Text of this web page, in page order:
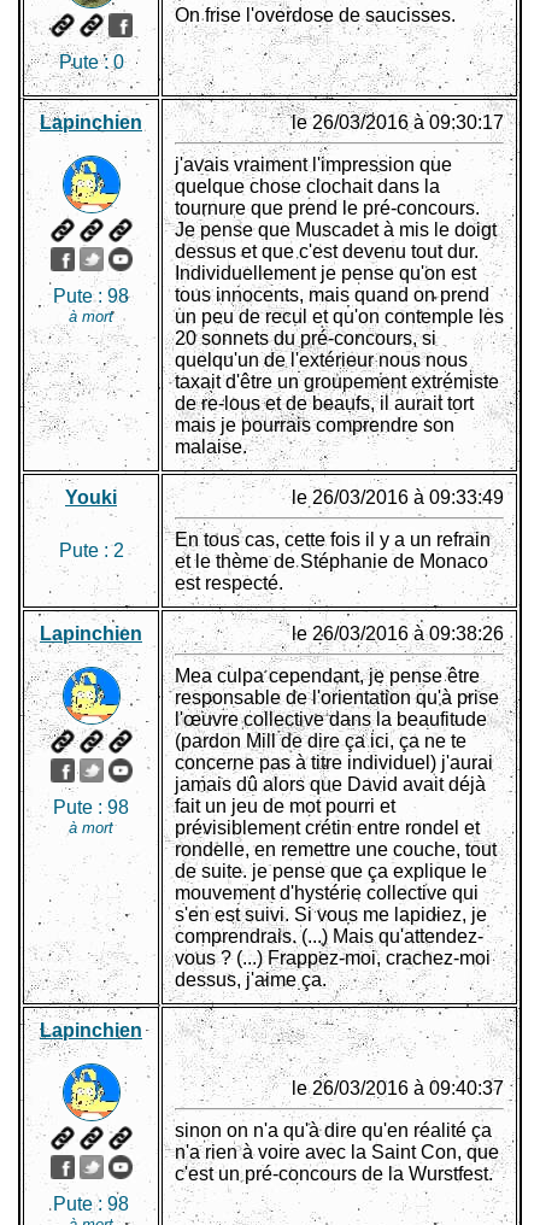
Pute :0
On frise l'overdose de saucisses.
Lapinchien
Pute : 98
à mort
le 26/03/2016 à 09:30:17
j'avais vraiment l'impression que
quelque chose clochait dans la
tournure que prend le pré-concours.
Je pense que Muscadet à mis le doigt
dessus et que c'est devenu tout dur.
Individuellement je pense qu'on est
tous innocents, mais quand on prend
un peu de recul et qu'on contemple les
20 sonnets du pré-concours, si
quelqu'un de l'extérieur nous nous
taxait d'être un groupement extrémiste
de re-lous et de beaufs, il aurait tort
mais je pourrais comprendre son
malaise.
Youki
Pute :2
le 26/03/2016 à 09:33:49
En tous cas, cette fois il y a un refrain
et le thème de Stéphanie de Monaco
est respecté.
Lapinchien
Pute :98
à mort
le 26/03/2016 à 09:38:26
Mea culpa cependant, je pense être
responsable de l'orientation qu'à prise
l'œuvre collective dans la beaufitude
(pardon Mill de dire ça ici, ça ne te
concerne pas à titre individuel) j'aurai
jamais dû alors que David avait déjà
fait un jeu de mot pourri et
prévisiblement crétin entre rondel et
rondelle, en remettre une couche, tout
de suite. je pense que ça explique le
mouvement d'hystérie collective qui
s'en est suivi. Si vous me lapidiez, je
comprendrais. (...) Mais qu'attendez-
vous ? (...) Frappez-moi, crachez-moi
dessus, j'aime ça.
Lapinchien
Pute : 98
le 26/03/2016 à 09:40:37
sinon on n'a qu'à dire qu'en réalité ça
n'a rien à voire avec la Saint Con, que
c'est un pré-concours de la Wurstfest.